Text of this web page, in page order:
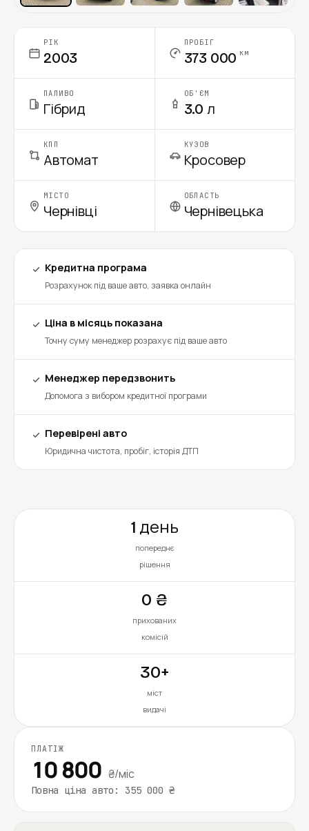
РІК
2003
ПРОБІГ
373 000 км
ПАЛИВО
Гібрид
ОБ'ЄМ
3.0 л
КПП
Автомат
КУЗОВ
Кросовер
МІСТО
Чернівці
ОБЛАСТЬ
Чернівецька
Кредитна програма
Розрахунок під ваше авто, заявка онлайн
Ціна в місяць показана
Точну суму менеджер розрахує під ваше авто
Менеджер передзвонить
Допомога з вибором кредитної програми
Перевірені авто
Юридична чистота, пробіг, історія ДТП
1 день
попереднє
рішення
0 ₴
прихованих
комісій
30+
міст
видачі
ПЛАТІЖ
10 800 ₴/міс
Повна ціна авто: 355 000 ₴